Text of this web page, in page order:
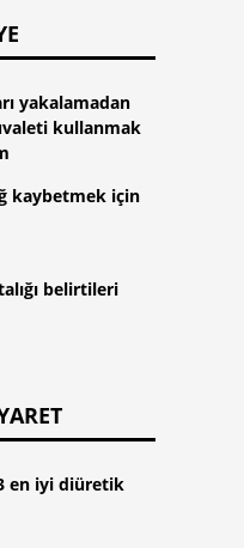
yakalamadan
kullanmak
kaybetmek için
belirtileri
en iyi diüretik